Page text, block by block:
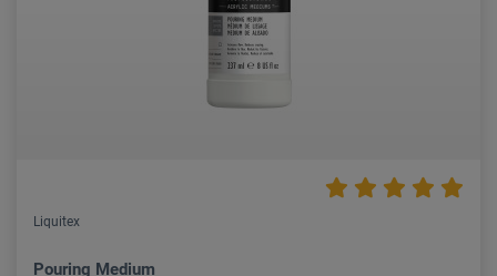
Liquitex
Pouring Medium